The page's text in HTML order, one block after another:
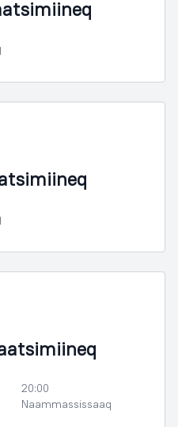
20:00
Naammassissaaq